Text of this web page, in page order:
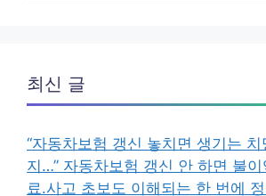
최신 글
“자동차보험 갱신 놓치면 생기는
지…” 자동차보험 갱신 안 하면 불
료.사고 초보도 이해되는 한 번에